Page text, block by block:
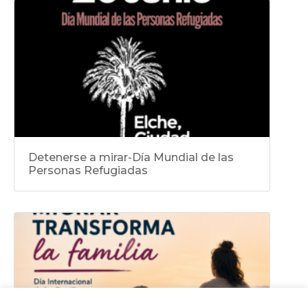
Detenerse a mirar-Día Mundial de las
Personas Refugiadas